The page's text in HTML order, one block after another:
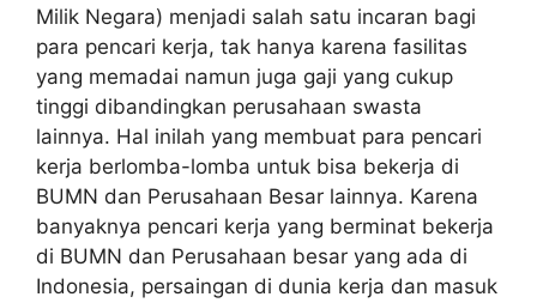
Milik Negara) menjadi salah satu incaran bagi
para pencari kerja, tak hanya karena fasilitas
yang memadai namun juga gaji yang cukup
tinggi dibandingkan perusahaan swasta
lainnya. Hal inilah yang membuat para pencari
kerja berlomba-lomba untuk bisa bekerja di
BUMN dan Perusahaan Besar lainnya. Karena
banyaknya pencari kerja yang berminat bekerja
di BUMN dan Perusahaan besar yang ada di
Indonesia, persaingan di dunia kerja dan masuk